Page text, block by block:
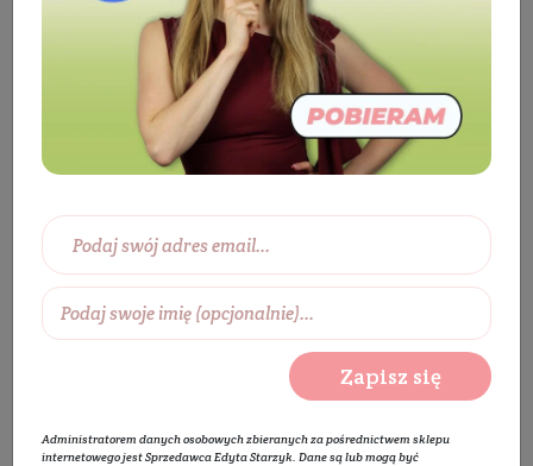
truskawkowym
Zapisz się
Administratorem danych osobowych zbieranych za pośrednictwem sklepu
internetowego jest Sprzedawca Edyta Starzyk. Dane są lub mogą być